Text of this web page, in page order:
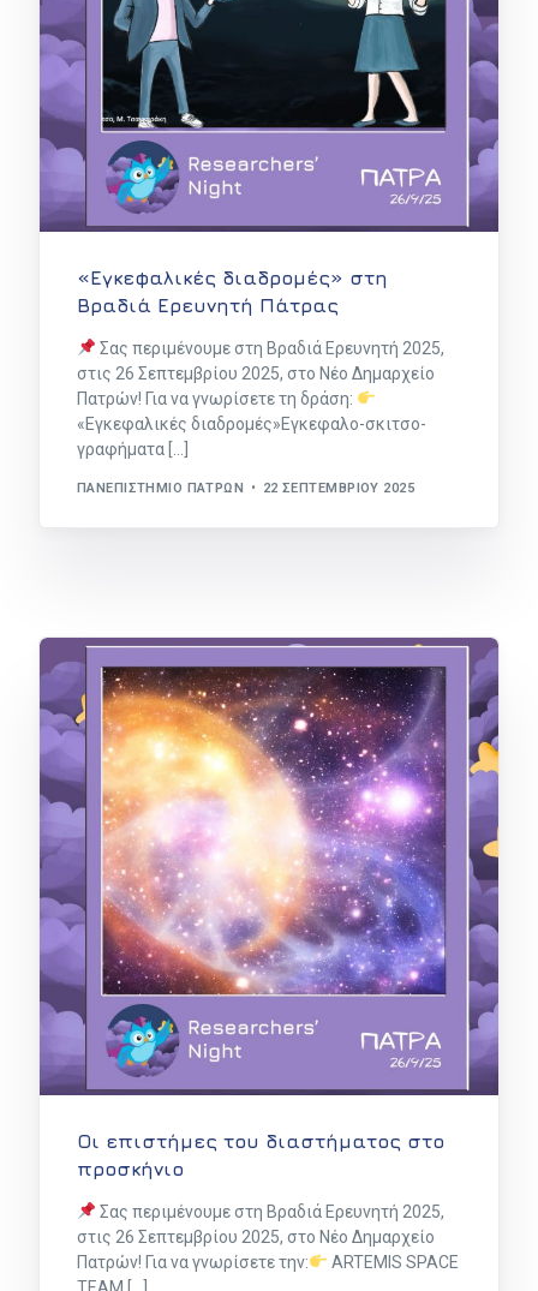
«Εγκεφαλικές διαδρομές» στη
Βραδιά Ερευνητή Πάτρας
Σας περιμένουμε στη Βραδιά Ερευνητή 2025,
στις 26 Σεπτεμβρίου 2025, στο Νέο Δημαρχείο
Πατρών! Για να γνωρίσετε τη δράση:
«Εγκεφαλικές διαδρομές»Εγκεφαλο-σκιτσο-
γραφήματα […]
ΠΑΝΕΠΙΣΤΉΜΙΟ ΠΑΤΡΏΝ 22 ΣΕΠΤΕΜΒΡΊΟΥ 2025
Οι επιστήμες του διαστήματος στο
προσκήνιο
Σας περιμένουμε στη Βραδιά Ερευνητή 2025,
στις 26 Σεπτεμβρίου 2025, στο Νέο Δημαρχείο
Πατρών! Για να γνωρίσετε την:
ARTEMIS SPACE